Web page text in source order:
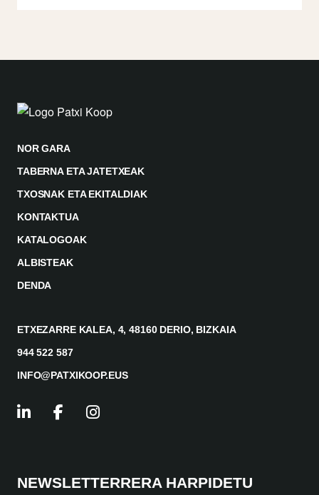
ETXEZARRE KALEA, 4, 48160 DERIO, BIZKAIA
944 522 587
INFO@PATXIKOOP.EUS
NOR GARA
TABERNA ETA JATETXEAK
TXOSNAK ETA EKITALDIAK
KONTAKTUA
KATALOGOAK
ALBISTEAK
DENDA
NEWSLETTERRERA HARPIDETU